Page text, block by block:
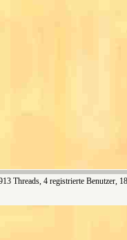
Threads, 4 registrierte Benutzer,